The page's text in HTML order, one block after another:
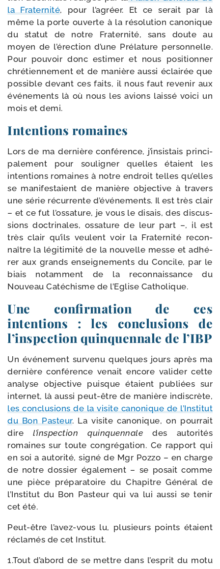
la Fraternité, pour l’agréer. Et ce serait par là
même la porte ouverte à la réso­lu­tion cano­nique
du sta­tut de notre Fraternité, sans doute au
moyen de l’érection d’une Prélature per­son­nelle.
Pour pou­voir donc esti­mer et nous posi­tion­ner
chré­tien­ne­ment et de manière aus­si éclai­rée que
pos­sible devant ces faits, il nous faut reve­nir aux
évé­ne­ments là où nous les avions lais­sé voi­ci un
mois et demi.
Intentions romaines
Lors de ma der­nière confé­rence, j’insistais prin­ci­
pa­le­ment pour sou­li­gner quelles étaient les
inten­tions romaines à notre endroit telles qu’elles
se mani­fes­taient de manière objec­tive à tra­vers
une série récur­rente d’événements. Il est très clair
– et ce fut l’ossature, je vous le disais, des dis­cus­
sions doc­tri­nales, ossa­ture de leur part –, il est
très clair qu’ils veulent voir la Fraternité recon­
naître la légi­ti­mi­té de la nou­velle messe et adhé­
rer aux grands ensei­gne­ments du Concile, par le
biais notam­ment de la recon­nais­sance du
Nouveau Catéchisme de l’Eglise Catholique.
Une confirmation de ces
intentions : les conclusions de
l’inspection quinquennale de l’IBP
Un évé­ne­ment sur­ve­nu quelques jours après ma
der­nière confé­rence venait encore vali­der cette
ana­lyse objec­tive puisque étaient publiées sur
inter­net, là aus­si peut-​être de manière indis­crète,
les conclu­sions de la visite cano­nique de l’Institut
du Bon Pasteur. La visite cano­nique, on pour­rait
dire l’inspection quin­quen­nale des auto­ri­tés
romaines sur toute congré­ga­tion. Ce rap­port qui
en soi a auto­ri­té, signé de Mgr Pozzo – en charge
de notre dos­sier éga­le­ment – se posait comme
une pièce pré­pa­ra­toire du Chapitre Général de
l’Institut du Bon Pasteur qui va lui aus­si se tenir
cet été.
Peut-​être l’avez-vous lu, plu­sieurs points étaient
récla­més de cet Institut.
1.Tout d’abord de se mettre dans l’esprit du motu